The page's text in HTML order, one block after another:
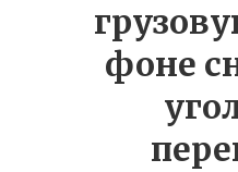
фоне